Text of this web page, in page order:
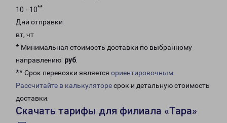
10 - 10**
Дни отправки
вт, чт
* Минимальная стоимость доставки по выбранному
направлению: руб.
** Срок перевозки является ориентировочным
Рассчитайте в калькуляторесрок и детальную стоимость
доставки.
Скачать тарифы для филиала «Тара»